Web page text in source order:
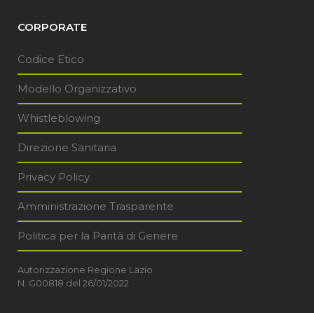
CORPORATE
Codice Etico
Modello Organizzativo
Whistleblowing
Direzione Sanitaria
Privacy Policy
Amministrazione Trasparente
Politica per la Parità di Genere
Autorizzazione Regione Lazio
N. G00818 del 26/01/2022